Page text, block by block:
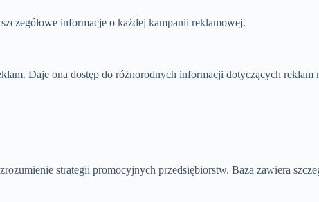
informacje o każdej kampanii reklamowej.
Daje ona dostęp do różnorodnych informacji dotyczących
strategii promocyjnych przedsiębiorstw. Baza zawiera